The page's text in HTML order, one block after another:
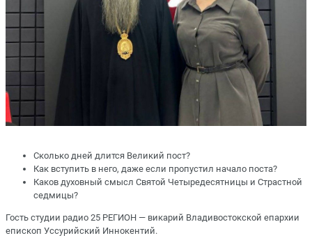
Сколько дней длится Великий пост?
Как вступить в него, даже если пропустил начало поста?
Каков духовный смысл Святой Четыредесятницы и Страстной
седмицы?
Гость студии радио 25 РЕГИОН — викарий Владивостокской епархии
епископ Уссурийский Иннокентий.